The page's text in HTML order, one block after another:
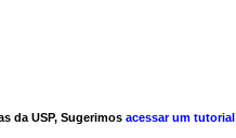
da USP, Sugerimos acessar um tutorial